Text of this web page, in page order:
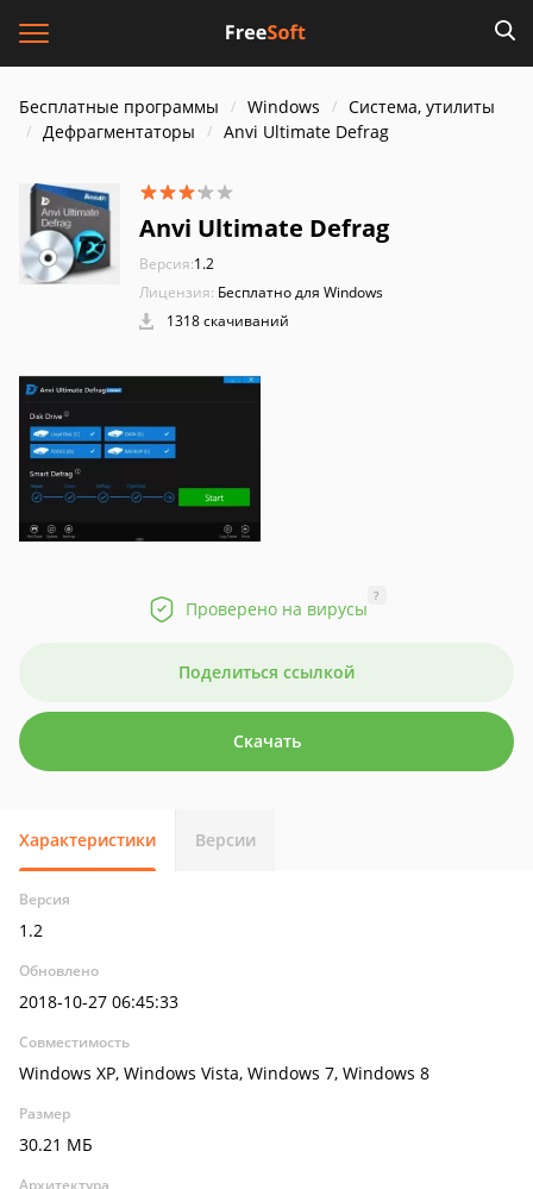
Бесплатные программы Windows
Система, утилиты
Дефрагментаторы
Anvi Ultimate Defrag
Anvi Ultimate Defrag
Версия:1.2
Лицензия: Бесплатно для Windows
1318 скачиваний
Проверено на вирусы
?
Поделиться ссылкой
Скачать
Характеристики Версии
Версия
1.2
Обновлено
2018-10-27 06:45:33
Совместимость
Windows XP, Windows Vista, Windows 7, Windows 8
Размер
30.21 МБ
Архитектура